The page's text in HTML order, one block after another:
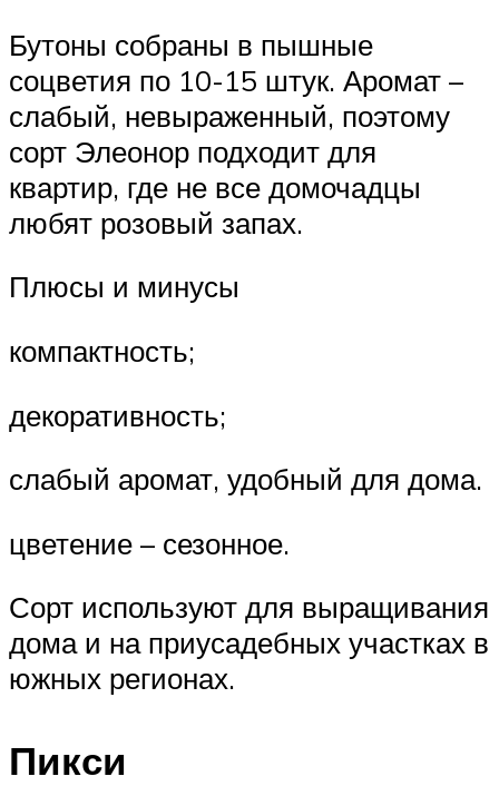
Бутоны собраны в пышные
соцветия по 10-15 штук. Аромат –
слабый, невыраженный, поэтому
сорт Элеонор подходит для
квартир, где не все домочадцы
любят розовый запах.
Плюсы и минусы
компактность;
декоративность;
слабый аромат, удобный для дома.
цветение – сезонное.
Сорт используют для выращивания
дома и на приусадебных участках в
южных регионах.
Пикси